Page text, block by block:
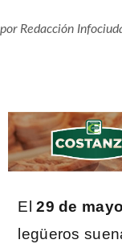
porRedacción
El29 de mayo
legüeros